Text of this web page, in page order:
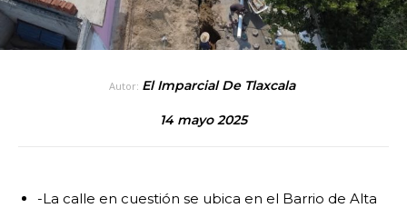
Autor: El Imparcial De Tlaxcala
14 mayo 2025
-La calle en cuestión se ubica en el Barrio de Alta